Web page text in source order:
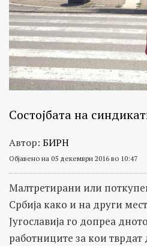
Состојбата на
Автор: БИРН
Објавено на 05 декември 2016 во 10:47
Малтретирани или
Србија како и на други
Југославија го допреа
работниците за кои тврдат